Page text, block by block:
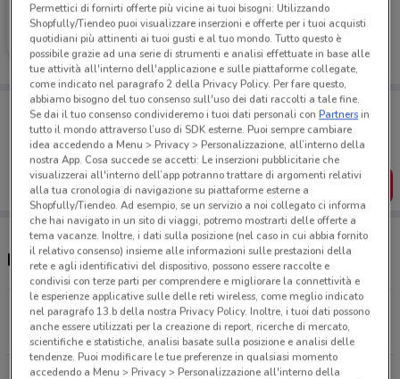
Medi-Market
Scade il 31/08 2.9 km
Porta DoveConviene sempre con te!
Puoi trovare le migliori offerte dei negozi vicino a te,
salvarle e creare la tua lista del risparmio, comodamente
dal tuo cellulare.
SCARICA L’APP
Negozi Medi-Market nelle vicinanze
Via Cola di Rienzo, 293 Roma
2.9 km
Permettici di fornirti offerte più vicine ai tuoi bisogni: Utilizzando
Shopfully/Tiendeo puoi visualizzare inserzioni e offerte per i tuoi acquisti
quotidiani più attinenti ai tuoi gusti e al tuo mondo. Tutto questo è
possibile grazie ad una serie di strumenti e analisi effettuate in base alle
tue attività all'interno dell'applicazione e sulle piattaforme collegate,
come indicato nel paragrafo 2 della Privacy Policy. Per fare questo,
abbiamo bisogno del tuo consenso sull'uso dei dati raccolti a tale fine.
Se dai il tuo consenso condivideremo i tuoi dati personali conPartnersin
tutto il mondo attraverso l’uso di SDK esterne. Puoi sempre cambiare
idea accedendo a Menu > Privacy > Personalizzazione, all’interno della
nostra App. Cosa succede se accetti: Le inserzioni pubblicitarie che
visualizzerai all'interno dell’app potranno trattare di argomenti relativi
alla tua cronologia di navigazione su piattaforme esterne a
Shopfully/Tiendeo. Ad esempio, se un servizio a noi collegato ci informa
che hai navigato in un sito di viaggi, potremo mostrarti delle offerte a
tema vacanze. Inoltre, i dati sulla posizione (nel caso in cui abbia fornito
il relativo consenso) insieme alle informazioni sulle prestazioni della
rete e agli identificativi del dispositivo, possono essere raccolte e
condivisi con terze parti per comprendere e migliorare la connettività e
le esperienze applicative sulle delle reti wireless, come meglio indicato
nel paragrafo 13.b della nostra Privacy Policy. Inoltre, i tuoi dati possono
anche essere utilizzati per la creazione di report, ricerche di mercato,
scientifiche e statistiche, analisi basate sulla posizione e analisi delle
tendenze. Puoi modificare le tue preferenze in qualsiasi momento
accedendo a Menu > Privacy > Personalizzazione all'interno della